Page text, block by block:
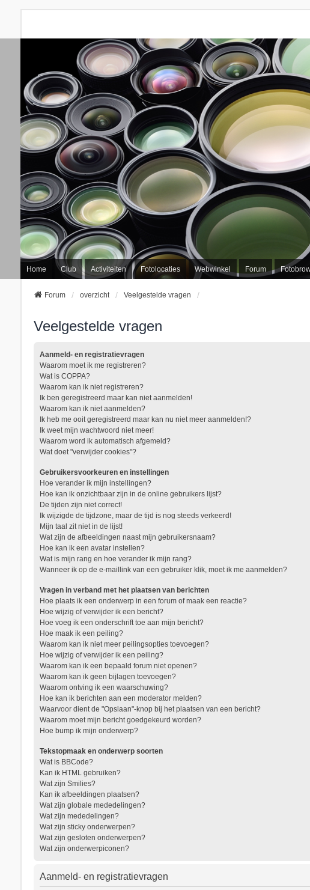
Home Club Activiteiten Fotolocaties Webwinkel Forum
Forum overzicht Veelgestelde vragen
Veelgestelde vragen
Aanmeld- en registratievragen
Waarom moet ik me registreren?
Wat is COPPA?
Waarom kan ik niet registreren?
Ik ben geregistreerd maar kan niet aanmelden!
Waarom kan ik niet aanmelden?
Ik heb me ooit geregistreerd maar kan nu niet meer aanmelden!?
Ik weet mijn wachtwoord niet meer!
Waarom word ik automatisch afgemeld?
Wat doet "verwijder cookies"?
Gebruikersvoorkeuren en instellingen
Hoe verander ik mijn instellingen?
Hoe kan ik onzichtbaar zijn in de online gebruikers lijst?
De tijden zijn niet correct!
Ik wijzigde de tijdzone, maar de tijd is nog steeds verkeerd!
Mijn taal zit niet in de lijst!
Wat zijn de afbeeldingen naast mijn gebruikersnaam?
Hoe kan ik een avatar instellen?
Wat is mijn rang en hoe verander ik mijn rang?
Wanneer ik op de e-maillink van een gebruiker klik, moet ik me aanmelden?
Vragen in verband met het plaatsen van berichten
Hoe plaats ik een onderwerp in een forum of maak een reactie?
Hoe wijzig of verwijder ik een bericht?
Hoe voeg ik een onderschrift toe aan mijn bericht?
Hoe maak ik een peiling?
Waarom kan ik niet meer peilingsopties toevoegen?
Hoe wijzig of verwijder ik een peiling?
Waarom kan ik een bepaald forum niet openen?
Waarom kan ik geen bijlagen toevoegen?
Waarom ontving ik een waarschuwing?
Hoe kan ik berichten aan een moderator melden?
Waarvoor dient de "Opslaan"-knop bij het plaatsen van een bericht?
Waarom moet mijn bericht goedgekeurd worden?
Hoe bump ik mijn onderwerp?
Tekstopmaak en onderwerp soorten
Wat is BBCode?
Kan ik HTML gebruiken?
Wat zijn Smilies?
Kan ik afbeeldingen plaatsen?
Wat zijn globale mededelingen?
Wat zijn mededelingen?
Wat zijn sticky onderwerpen?
Wat zijn gesloten onderwerpen?
Wat zijn onderwerpiconen?
Aanmeld- en registratievragen